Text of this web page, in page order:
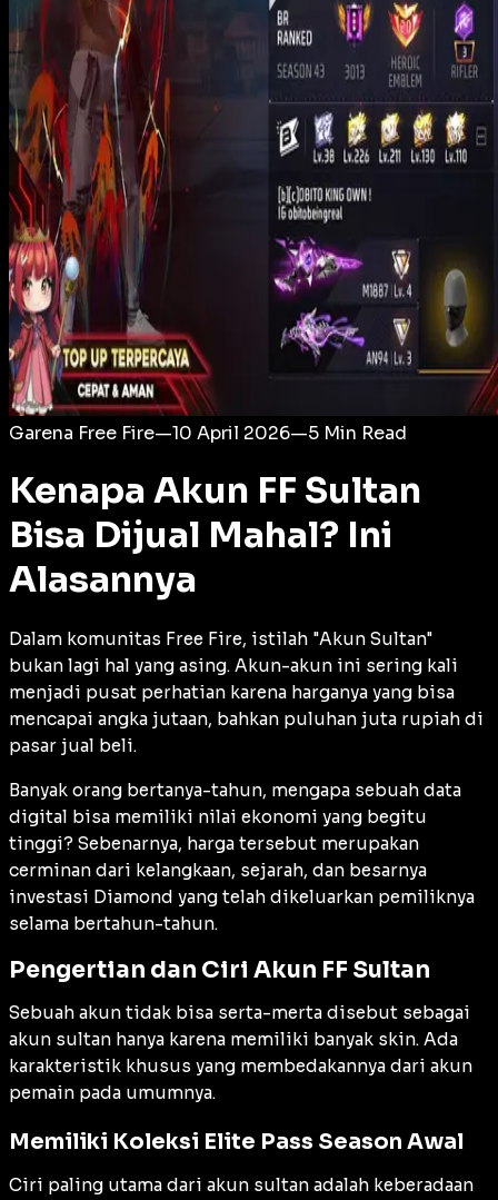
Garena Free Fire—10 April 2026—5 Min Read
Kenapa Akun FF Sultan
Bisa Dijual Mahal? Ini
Alasannya
Dalam komunitas Free Fire, istilah "Akun Sultan"
bukan lagi hal yang asing. Akun-akun ini sering kali
menjadi pusat perhatian karena harganya yang bisa
mencapai angka jutaan, bahkan puluhan juta rupiah di
pasar jual beli.
Banyak orang bertanya-tahun, mengapa sebuah data
digital bisa memiliki nilai ekonomi yang begitu
tinggi? Sebenarnya, harga tersebut merupakan
cerminan dari kelangkaan, sejarah, dan besarnya
investasi Diamond yang telah dikeluarkan pemiliknya
selama bertahun-tahun.
Pengertian dan Ciri Akun FF Sultan
Sebuah akun tidak bisa serta-merta disebut sebagai
akun sultan hanya karena memiliki banyak skin. Ada
karakteristik khusus yang membedakannya dari akun
pemain pada umumnya.
Memiliki Koleksi Elite Pass Season Awal
Ciri paling utama dari akun sultan adalah keberadaan